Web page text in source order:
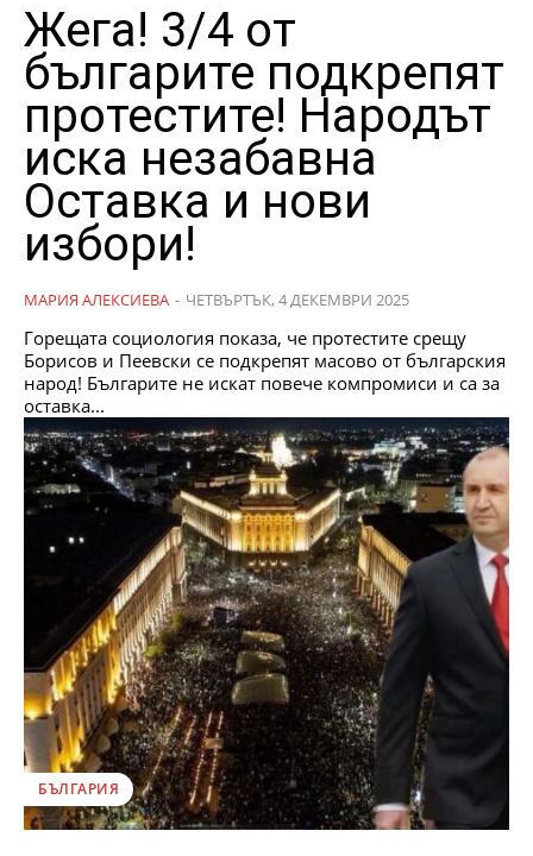
Жега! 3/4 от
българите подкрепят
протестите! Народът
иска незабавна
Оставка и нови
избори!
МАРИЯ АЛЕКСИЕВА - ЧЕТВЪРТЪК, 4 ДЕКЕМВРИ 2025
Горещата социология показа, че протестите срещу
Борисов и Пеевски се подкрепят масово от българския
народ! Българите не искат повече компромиси и са за
оставка...
БЪЛГАРИЯ